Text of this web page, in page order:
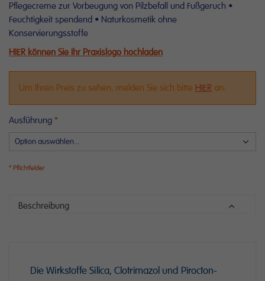
Pflegecreme zur Vorbeugung von Pilzbefall und Fußgeruch •
Feuchtigkeit spendend • Naturkosmetik ohne
Konservierungsstoffe
HIER können Sie Ihr Praxislogo hochladen
Um Ihren Preis zu sehen, melden Sie sich bitte HIER an.
Ausführung
Beschreibung
Die Wirkstoffe Silica, Clotrimazol und Pirocton-